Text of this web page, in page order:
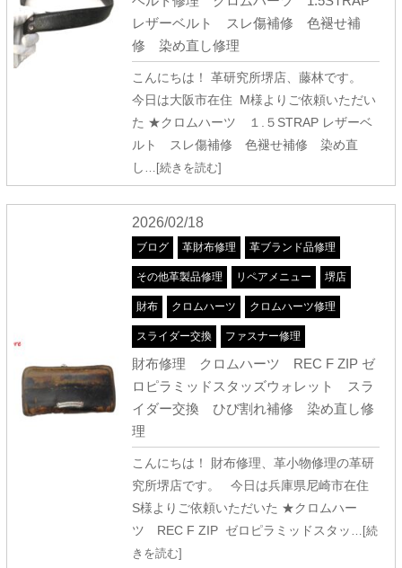
レザーベルト スレ傷補修 色褪せ補
修 染め直し修理
こんにちは！ 革研究所堺店、藤林です。
今日は大阪市在住 M様よりご依頼いただい
た ★クロムハーツ １.５STRAP レザーベ
ルト スレ傷補修 色褪せ補修 染め直
し …[続きを読む]
2026/02/18
ブログ 革財布修理 革ブランド品修理
その他革製品修理 リペアメニュー 堺店
財布 クロムハーツ クロムハーツ修理
スライダー交換 ファスナー修理
財布修理 クロムハーツ REC F ZIP ゼ
ロピラミッドスタッズウォレット スラ
イダー交換 ひび割れ補修 染め直し修
理
こんにちは！ 財布修理、革小物修理の革研
究所堺店です。 今日は兵庫県尼崎市在住
S様よりご依頼いただいた ★クロムハー
ツ REC F ZIP ゼロピラミッドスタッ …[続
きを読む]